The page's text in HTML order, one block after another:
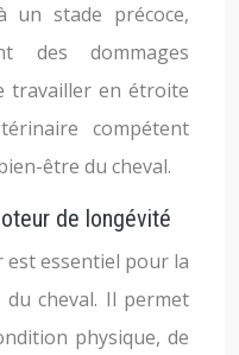
un stade précoce,
des dommages
travailler en étroite
compétent
être du cheval.
de longévité
est essentiel pour la
cheval. Il permet
physique, de